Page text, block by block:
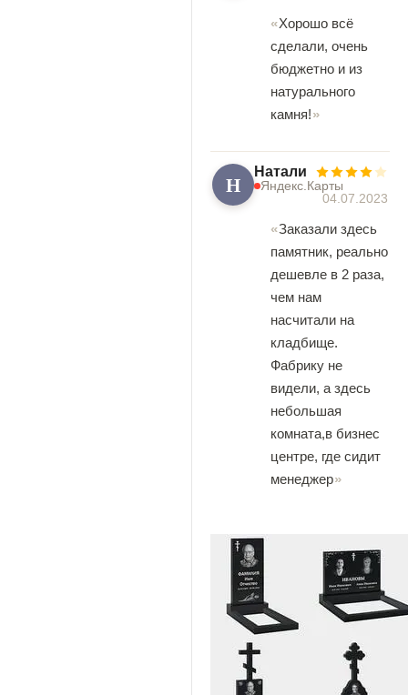
Хорошо всё
сделали, очень
бюджетно и из
натурального
камня!
Н Натали
Яндекс.Карты
04.07.2023
Заказали здесь
памятник, реально
дешевле в 2 раза,
чем нам
насчитали на
кладбище.
Фабрику не
видели, а здесь
небольшая
комната,в бизнес
центре, где сидит
менеджер